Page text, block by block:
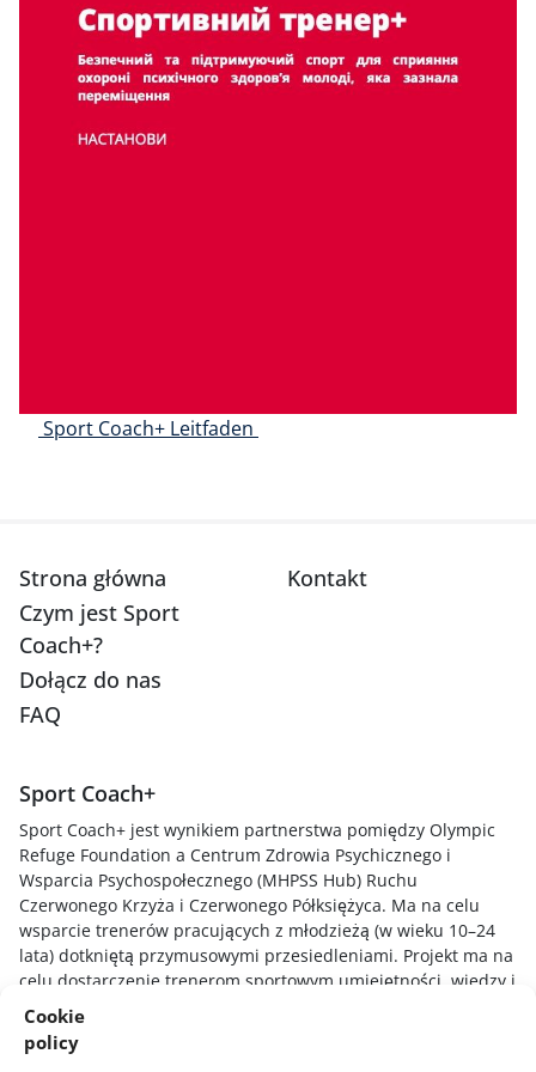
Cookie
policy
Nawigacja wpisu
Sport Coach+ Leitfaden
Strona główna
Czym jest Sport
Coach+?
Dołącz do nas
FAQ
Kontakt
Sport Coach+
Sport Coach+ jest wynikiem partnerstwa pomiędzy Olympic
Refuge Foundation a Centrum Zdrowia Psychicznego i
Wsparcia Psychospołecznego (MHPSS Hub) Ruchu
Czerwonego Krzyża i Czerwonego Półksiężyca. Ma na celu
wsparcie trenerów pracujących z młodzieżą (w wieku 10–24
lata) dotkniętą przymusowymi przesiedleniami. Projekt ma na
celu dostarczenie trenerom sportowym umiejętności, wiedzy i
technik niezbędnych do zrozumienia, jak stresujące
doświadczenia wpływają na młodych zawodników, tworzenia
bezpiecznego i wspierającego środowiska sportowego oraz